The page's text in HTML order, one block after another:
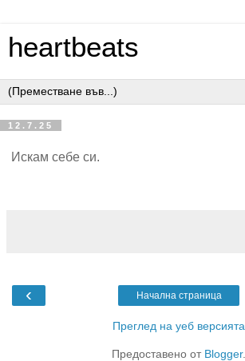
heartbeats
12.7.25
Искам себе си.
‹ Начална страница
Преглед на уеб версията
Предоставено от Blogger.